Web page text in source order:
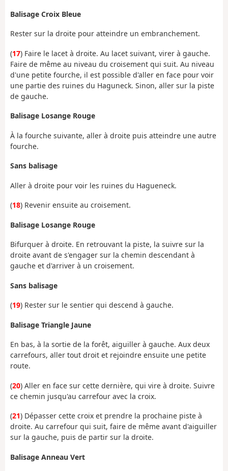
Balisage Croix Bleue
Rester sur la droite pour atteindre un embranchement.
(17) Faire le lacet à droite. Au lacet suivant, virer à gauche.
Faire de même au niveau du croisement qui suit. Au niveau
d'une petite fourche, il est possible d'aller en face pour voir
une partie des ruines du Haguneck. Sinon, aller sur la piste
de gauche.
Balisage Losange Rouge
À la fourche suivante, aller à droite puis atteindre une autre
fourche.
Sans balisage
Aller à droite pour voir les ruines du Hagueneck.
(18) Revenir ensuite au croisement.
Balisage Losange Rouge
Bifurquer à droite. En retrouvant la piste, la suivre sur la
droite avant de s'engager sur la chemin descendant à
gauche et d'arriver à un croisement.
Sans balisage
(19) Rester sur le sentier qui descend à gauche.
Balisage Triangle Jaune
En bas, à la sortie de la forêt, aiguiller à gauche. Aux deux
carrefours, aller tout droit et rejoindre ensuite une petite
route.
(20) Aller en face sur cette dernière, qui vire à droite. Suivre
ce chemin jusqu'au carrefour avec la croix.
(21) Dépasser cette croix et prendre la prochaine piste à
droite. Au carrefour qui suit, faire de même avant d'aiguiller
sur la gauche, puis de partir sur la droite.
Balisage Anneau Vert